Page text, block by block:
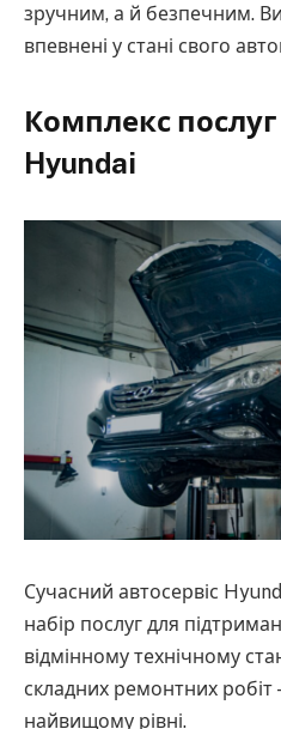
зручним, а й безпечним.
впевнені у стані свого
Комплекс
Hyundai
Сучасний автосервіс
набір послуг для
відмінному технічному
складних ремонтних
найвищому рівні.